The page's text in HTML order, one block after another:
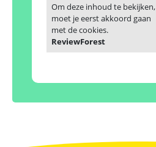
Om deze inhoud te bekijken,
moet je eerst akkoord gaan
met de cookies.
ReviewForest